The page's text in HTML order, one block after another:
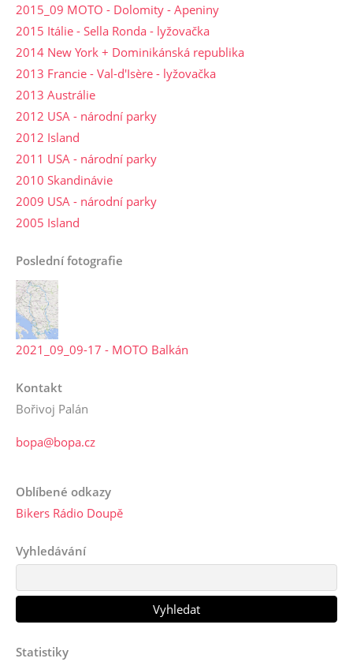
2015_09 MOTO - Dolomity - Apeniny
2015 Itálie - Sella Ronda - lyžovačka
2014 New York + Dominikánská republika
2013 Francie - Val-d'Isère - lyžovačka
2013 Austrálie
2012 USA - národní parky
2012 Island
2011 USA - národní parky
2010 Skandinávie
2009 USA - národní parky
2005 Island
Poslední fotografie
2021_09_09-17 - MOTO Balkán
Kontakt
Bořivoj Palán
bopa@bopa.cz
Oblíbené odkazy
Bikers Rádio Doupě
Vyhledávání
Statistiky